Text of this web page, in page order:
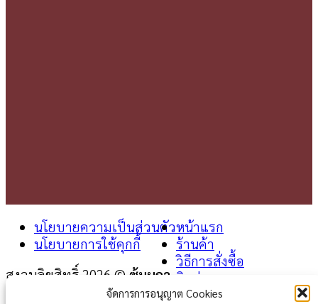
จัดการการอนุญาต Cookies
นโยบายความเป็นส่วนตัว
นโยบายการใช้คุกกี้
สงวนลิขสิทธิ์ 2026 © ซุ้มผกา
หน้าแรก
ร้านค้า
วิธีการสั่งซื้อ
ติดต่อเรา